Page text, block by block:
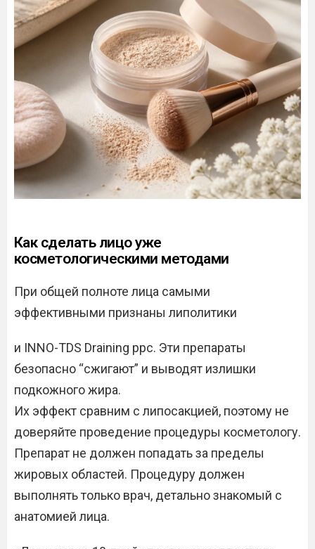
Как сделать лицо уже
косметологическими методами
При общей полноте лица самыми
эффективными признаны липолитики
и INNO-TDS Draining ppc. Эти препараты
безопасно “сжигают” и выводят излишки
подкожного жира.
Их эффект сравним с липосакцией, поэтому не
доверяйте проведение процедуры косметологу.
Препарат не должен попадать за пределы
жировых областей. Процедуру должен
выполнять только врач, детально знакомый с
анатомией лица.